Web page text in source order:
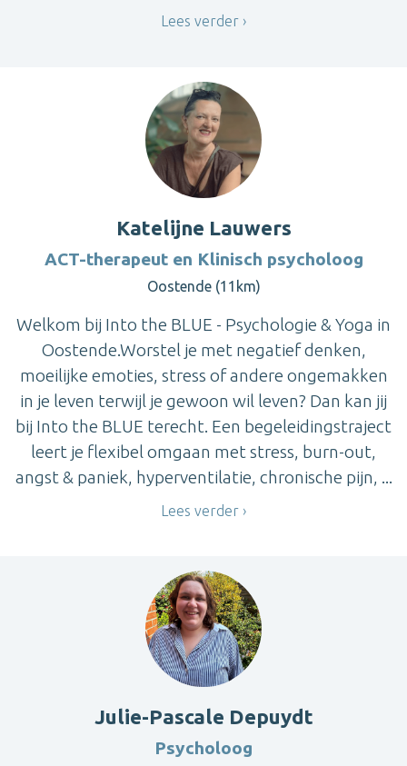
Lees verder
Katelijne Lauwers
ACT-therapeut en Klinisch psycholoog
Oostende (11km)
Welkom bij Into the BLUE - Psychologie & Yoga in
Oostende.Worstel je met negatief denken,
moeilijke emoties, stress of andere ongemakken
in je leven terwijl je gewoon wil leven? Dan kan jij
bij Into the BLUE terecht. Een begeleidingstraject
leert je flexibel omgaan met stress, burn-out,
angst & paniek, hyperventilatie, chronische pijn, ...
Lees verder
Julie-Pascale Depuydt
Psycholoog